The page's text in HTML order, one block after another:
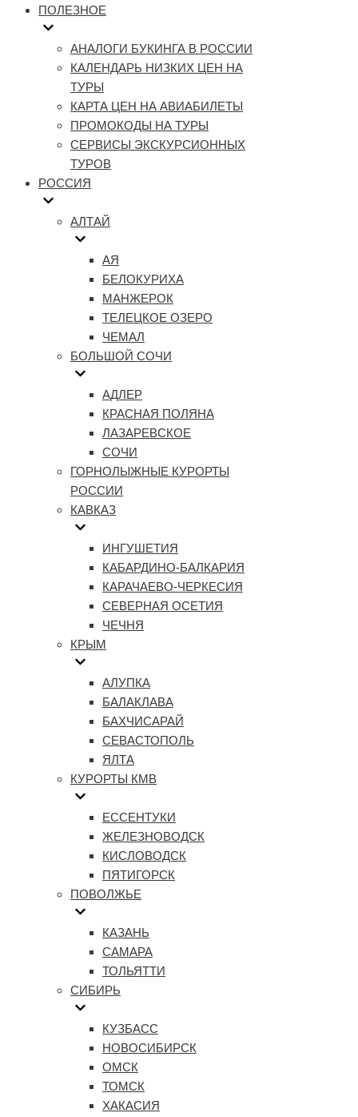
ПОЛЕЗНОЕ
АНАЛОГИ БУКИНГА В РОССИИ
КАЛЕНДАРЬ НИЗКИХ ЦЕН НА
ТУРЫ
КАРТА ЦЕН НА АВИАБИЛЕТЫ
ПРОМОКОДЫ НА ТУРЫ
СЕРВИСЫ ЭКСКУРСИОННЫХ
ТУРОВ
РОССИЯ
АЛТАЙ
АЯ
БЕЛОКУРИХА
МАНЖЕРОК
ТЕЛЕЦКОЕ ОЗЕРО
ЧЕМАЛ
БОЛЬШОЙ СОЧИ
АДЛЕР
КРАСНАЯ ПОЛЯНА
ЛАЗАРЕВСКОЕ
СОЧИ
ГОРНОЛЫЖНЫЕ КУРОРТЫ
РОССИИ
КАВКАЗ
ИНГУШЕТИЯ
КАБАРДИНО-БАЛКАРИЯ
КАРАЧАЕВО-ЧЕРКЕСИЯ
СЕВЕРНАЯ ОСЕТИЯ
ЧЕЧНЯ
КРЫМ
АЛУПКА
БАЛАКЛАВА
БАХЧИСАРАЙ
СЕВАСТОПОЛЬ
ЯЛТА
КУРОРТЫ КМВ
ЕССЕНТУКИ
ЖЕЛЕЗНОВОДСК
КИСЛОВОДСК
ПЯТИГОРСК
ПОВОЛЖЬЕ
КАЗАНЬ
САМАРА
ТОЛЬЯТТИ
СИБИРЬ
КУЗБАСС
НОВОСИБИРСК
ОМСК
ТОМСК
ХАКАСИЯ